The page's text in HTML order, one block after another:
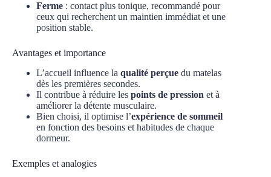
Ferme : contact plus tonique, recommandé pour
ceux qui recherchent un maintien immédiat et une
position stable.
Avantages et importance
L’accueil influence la qualité perçue du matelas
dès les premières secondes.
Il contribue à réduire les points de pression et à
améliorer la détente musculaire.
Bien choisi, il optimise l’expérience de sommeil
en fonction des besoins et habitudes de chaque
dormeur.
Exemples et analogies